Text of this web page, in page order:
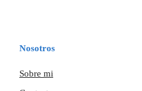
Nosotros
Sobre mi